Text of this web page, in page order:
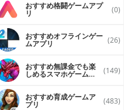
おすすめ格闘ゲームアプ
リ (0)
おすすめオフラインゲー
ムアプリ (26)
おすすめ無課金でも楽
しめるスマホゲームア (149)
おすすめ育成ゲームア
プリ (483)